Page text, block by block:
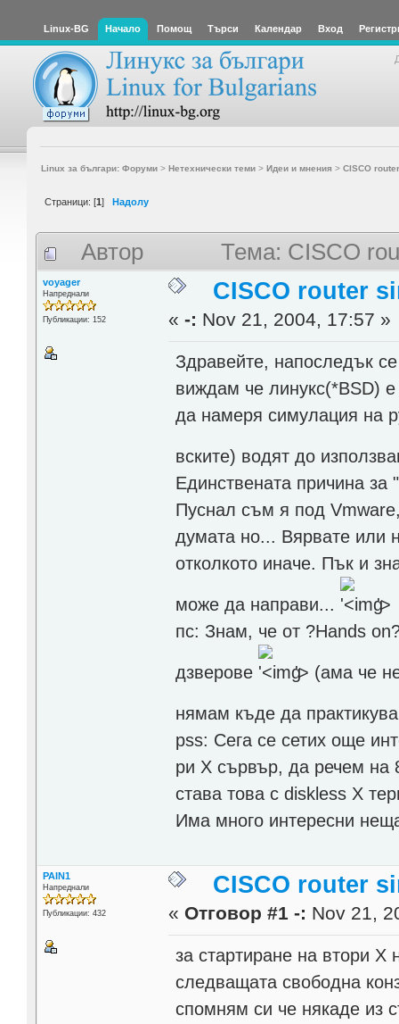
Linux-BG Начало Помощ Търси Календар Вход
Linux за българи: Форуми> Нетехнически теми> Идеи и мнения > CISCO
Страници: [1] Надолу
Автор Тема: CISCO
voyager
Напреднали
Публикации: 152
CISCO router
«-: Nov 21, 2004, 17:57 »
Здравейте, напоследък
виждам че линукс(*BSD)
да намеря симулация на
вските) водят до
Единствената причина
Пуснал съм я под
думата но... Вярвате или
отколкото иначе. Пък и
може да направи...
'>
пс: Знам, че от ?Hands
дзверове '> (ама че
нямам къде да
pss: Сега се сетих още
ри Х сървър, да речем на
става това с diskless X
Има много интересни
PAIN1
Напреднали
Публикации: 432
CISCO router
« Отговор #1 -: Nov 21,
за стартиране на втори
следващата свободна
спомням си че някаде из